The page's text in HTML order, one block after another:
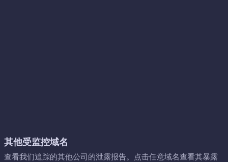
其他受监控域名
查看我们追踪的其他公司的泄露报告。点击任意域名查看其暴露